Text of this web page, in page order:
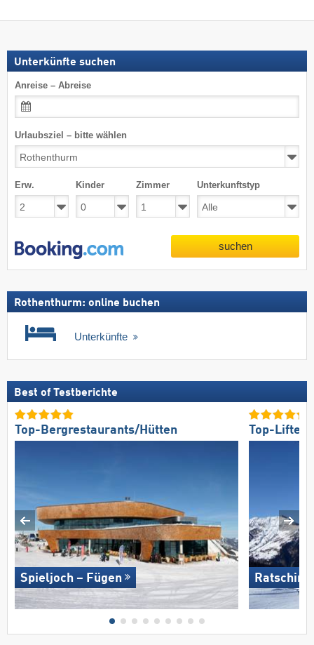
Unterkünfte suchen
Anreise – Abreise
Urlaubsziel – bitte wählen
Erw. Kinder Zimmer Unterkunftstyp
suchen
Rothenthurm: online buchen
Unterkünfte
Best of Testberichte
Top-Bergrestaurants/Hütten
Spieljoch – Fügen
Top-Lifte/